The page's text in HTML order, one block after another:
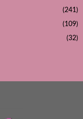
(241)
(109)
(32)